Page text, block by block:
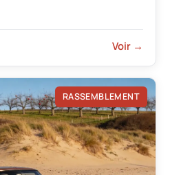
Voir →
RASSEMBLEMENT